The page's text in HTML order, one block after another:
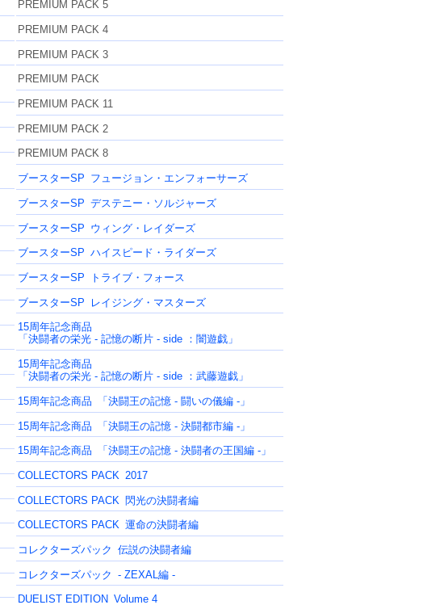
PREMIUM PACK 5
PREMIUM PACK 4
PREMIUM PACK 3
PREMIUM PACK
PREMIUM PACK 11
PREMIUM PACK 2
PREMIUM PACK 8
ブースターSP フュージョン・エンフォーサーズ
ブースターSP デステニー・ソルジャーズ
ブースターSP ウィング・レイダーズ
ブースターSP ハイスピード・ライダーズ
ブースターSP トライブ・フォース
ブースターSP レイジング・マスターズ
15周年記念商品
「決闘者の栄光 - 記憶の断片 - side ：闇遊戯」
15周年記念商品
「決闘者の栄光 - 記憶の断片 - side ：武藤遊戯」
15周年記念商品 「決闘王の記憶 - 闘いの儀編 -」
15周年記念商品 「決闘王の記憶 - 決闘都市編 -」
15周年記念商品 「決闘王の記憶 - 決闘者の王国編 -」
COLLECTORS PACK 2017
COLLECTORS PACK 閃光の決闘者編
COLLECTORS PACK 運命の決闘者編
コレクターズパック 伝説の決闘者編
コレクターズパック - ZEXAL編 -
DUELIST EDITION Volume 4